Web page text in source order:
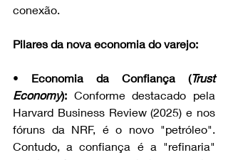
conexão.
Pilares da nova economia do varejo:
• Economia da Confiança (Trust
Economy): Conforme destacado pela
Harvard Business Review (2025) e nos
fóruns da NRF, é o novo "petróleo".
Contudo, a confiança é a "refinaria"